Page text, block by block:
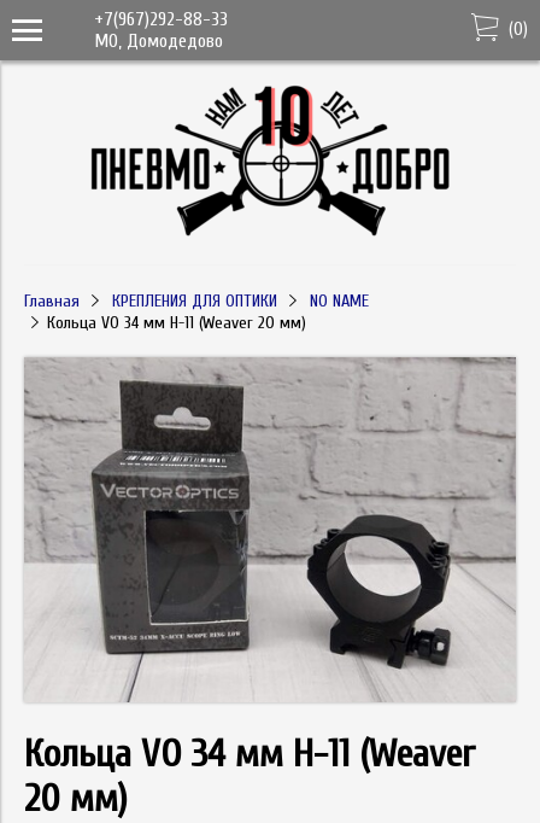
+7(967)292-88-33
МО, Домодедово
(0)
Главная КРЕПЛЕНИЯ ДЛЯ ОПТИКИ
NO NAME
Кольца VO 34 мм Н-11 (Weaver 20 мм)
Кольца VO 34 мм Н-11 (Weaver
20 мм)